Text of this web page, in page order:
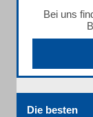
Bei uns
Die besten